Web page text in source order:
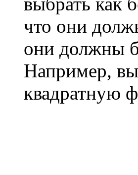
что они
они должны
Например,
квадратную